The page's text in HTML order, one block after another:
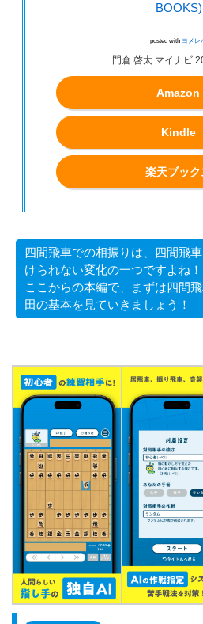
BOOKS)
posted with ヨメレ
門倉 啓太 マイナビ
Amazon
Kindle
楽天ブック
四間飛車での相振りは、四間飛
けられない変化の一つですよね
ここからの本編で、まずは四間
田の基本を見ていきましょう！